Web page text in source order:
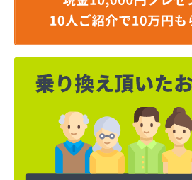
株式会社松南産業
株式会社松友ガス
株式会社新田石油店
株式会社大内造船所 ガス販売
株式会社竹田石油
株式会社仲渡石油
株式会社天宗 本社
株式会社天宗 新居浜ガスセン
株式会社天宗 今治ガスセンター
株式会社東燃